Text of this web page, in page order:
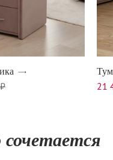
21